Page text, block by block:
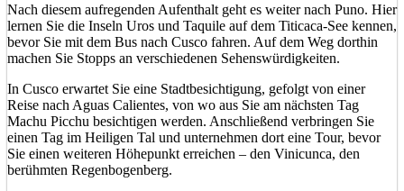
Nach diesem aufregenden Aufenthalt geht es weiter nach Puno. Hier
lernen Sie die Inseln Uros und Taquile auf dem Titicaca-See kennen,
bevor Sie mit dem Bus nach Cusco fahren. Auf dem Weg dorthin
machen Sie Stopps an verschiedenen Sehenswürdigkeiten.
In Cusco erwartet Sie eine Stadtbesichtigung, gefolgt von einer
Reise nach Aguas Calientes, von wo aus Sie am nächsten Tag
Machu Picchu besichtigen werden. Anschließend verbringen Sie
einen Tag im Heiligen Tal und unternehmen dort eine Tour, bevor
Sie einen weiteren Höhepunkt erreichen – den Vinicunca, den
berühmten Regenbogenberg.